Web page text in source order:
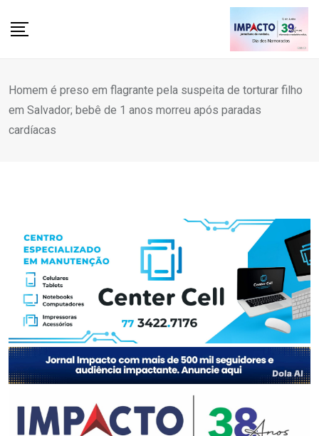
Homem é preso em flagrante pela suspeita de torturar filho
em Salvador; bebê de 1 anos morreu após paradas
cardíacas